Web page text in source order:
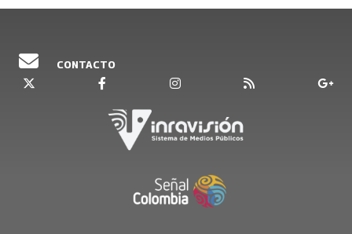
CONTACTO